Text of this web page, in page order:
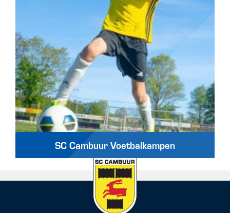
SC Cambuur Voetbalkampen